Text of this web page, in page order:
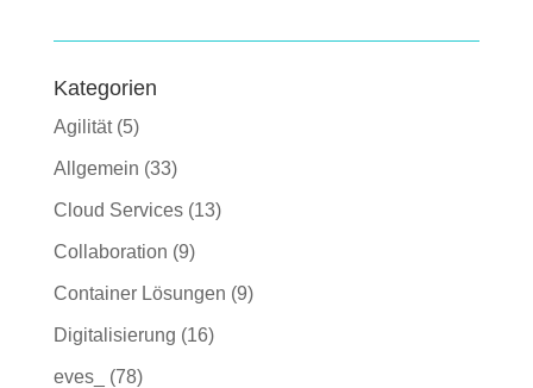
Kategorien
Agilität(5)
Allgemein (33)
Cloud Services(13)
Collaboration (9)
Container Lösungen (9)
Digitalisierung (16)
eves_ (78)